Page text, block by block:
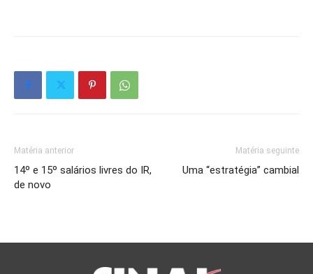
Matéria anterior
14º e 15º salários livres do IR,
de novo
Matéria seguinte
Uma “estratégia” cambial